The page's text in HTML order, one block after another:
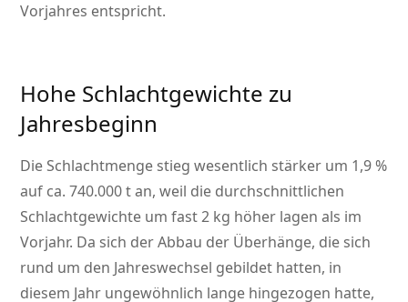
Vorjahres entspricht.
Hohe Schlachtgewichte zu
Jahresbeginn
Die Schlachtmenge stieg wesentlich stärker um 1,9 %
auf ca. 740.000 t an, weil die durchschnittlichen
Schlachtgewichte um fast 2 kg höher lagen als im
Vorjahr. Da sich der Abbau der Überhänge, die sich
rund um den Jahreswechsel gebildet hatten, in
diesem Jahr ungewöhnlich lange hingezogen hatte,